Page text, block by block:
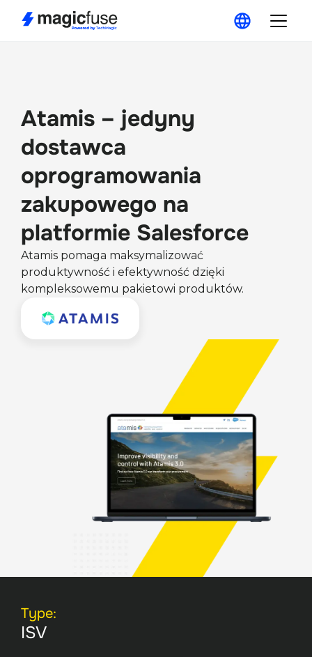
Atamis – jedyny
dostawca
oprogramowania
zakupowego na
platformie Salesforce
Atamis pomaga maksymalizować
produktywność i efektywność dzięki
kompleksowemu pakietowi produktów.
Type:
ISV